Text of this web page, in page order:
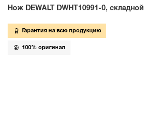
Нож DEWALT DWHT10991-0, складной
Гарантия на всю продукцию
100% оригинал